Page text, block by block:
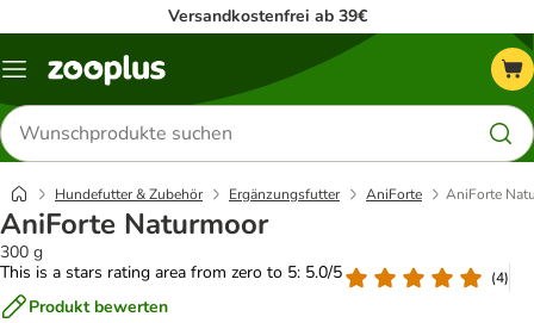
Versandkostenfrei ab 39€
Menü
Produkte
suchen
Hundefutter & Zubehör Ergänzungsfutter AniForte AniForte
AniForte Naturmoor
300 g
This is a stars rating area from zero to 5: 5.0/5
(4)
Produkt bewerten